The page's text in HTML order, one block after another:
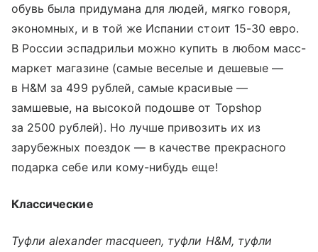
обувь была придумана для людей, мягко говоря,
экономных, и в той же Испании стоит 15-30 евро.
В России эспадрильи можно купить в любом масс-
маркет магазине (самые веселые и дешевые —
в H&M за 499 рублей, самые красивые —
замшевые, на высокой подошве от Topshop
за 2500 рублей). Но лучше привозить их из
зарубежных поездок — в качестве прекрасного
подарка себе или кому-нибудь еще!
Классические
Туфли alexander macqueen, туфли H&M, туфли